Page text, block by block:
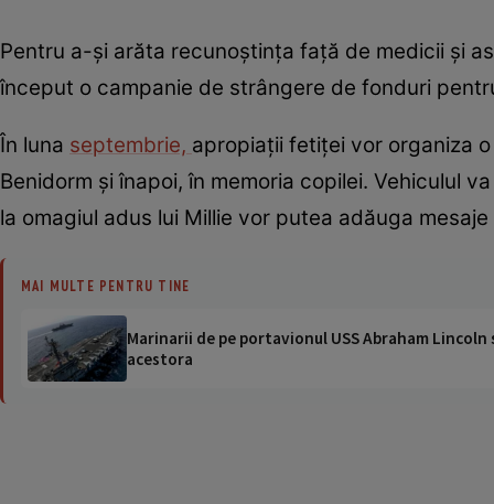
Pentru a-și arăta recunoștința față de medicii și
început o campanie de strângere de fonduri
În luna septembrie, apropiații fetiței vor organiza
Benidorm și înapoi, în memoria copilei. Vehiculul
la omagiul adus lui Millie vor putea adăuga
MAI MULTE PENTRU TINE
Marinarii de pe portavionul USS Abraham
acestora